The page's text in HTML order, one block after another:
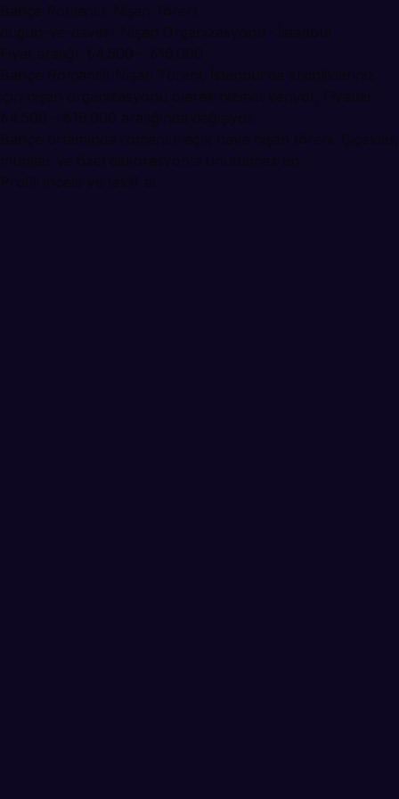
Bahçe Romantik Nişan Töreni
dugun-ve-davet · Nişan Organizasyonu · İstanbul
Fiyat aralığı: ₺4.500 – ₺16.000
Bahçe Romantik Nişan Töreni, İstanbul'da etkinlikleriniz
için nişan organizasyonu olarak hizmet veriyor. Fiyatlar
₺4.500 – ₺16.000 aralığında değişiyor.
Bahçe ortamında romantik açık hava nişan töreni. Çiçekler,
mumlar ve özel dekorasyonla unutulmaz an.
Profili incele ve teklif al